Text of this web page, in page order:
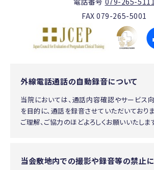
FAX 079-265-5001
外線電話通話の自動録音について
当院においては、通話内容確認やサービス
を目的に、通話を録音させていただいておりま
ご理解、ご協力のほどよろしくお願いいたします
当会敷地内での撮影や録音等の禁止